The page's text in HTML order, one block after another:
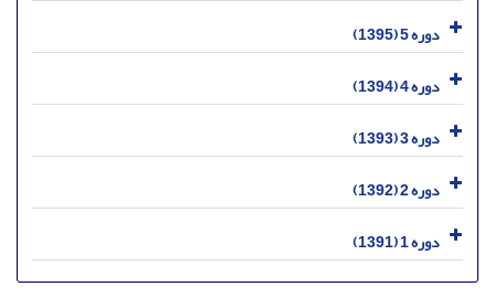
دوره 5 (1395)
دوره 4 (1394)
دوره 3 (1393)
دوره 2 (1392)
دوره 1 (1391)